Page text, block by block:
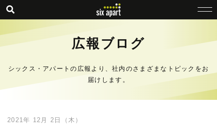
広報ブログ
シックス・アパートの広報より、社内のさまざまなトピックをお
届けします。
2021年 12月 2日（木）